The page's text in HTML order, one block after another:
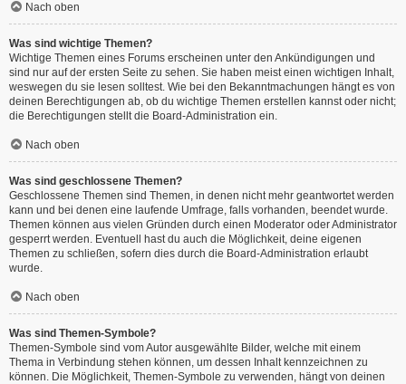
Nach oben
Was sind wichtige Themen?
Wichtige Themen eines Forums erscheinen unter den Ankündigungen und
sind nur auf der ersten Seite zu sehen. Sie haben meist einen wichtigen Inhalt,
weswegen du sie lesen solltest. Wie bei den Bekanntmachungen hängt es von
deinen Berechtigungen ab, ob du wichtige Themen erstellen kannst oder nicht;
die Berechtigungen stellt die Board-Administration ein.
Nach oben
Was sind geschlossene Themen?
Geschlossene Themen sind Themen, in denen nicht mehr geantwortet werden
kann und bei denen eine laufende Umfrage, falls vorhanden, beendet wurde.
Themen können aus vielen Gründen durch einen Moderator oder Administrator
gesperrt werden. Eventuell hast du auch die Möglichkeit, deine eigenen
Themen zu schließen, sofern dies durch die Board-Administration erlaubt
wurde.
Nach oben
Was sind Themen-Symbole?
Themen-Symbole sind vom Autor ausgewählte Bilder, welche mit einem
Thema in Verbindung stehen können, um dessen Inhalt kennzeichnen zu
können. Die Möglichkeit, Themen-Symbole zu verwenden, hängt von deinen